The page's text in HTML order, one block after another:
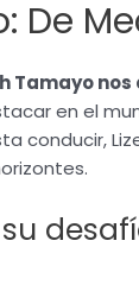
De
Tamayo
en el
conducir,